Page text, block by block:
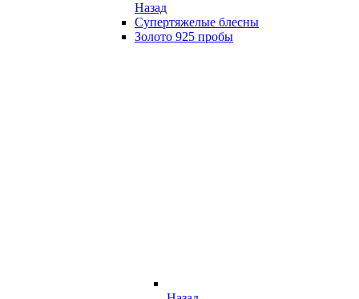
Назад
Супертяжелые блесны
Золото 925 пробы